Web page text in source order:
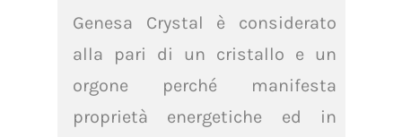
Genesa Crystal è considerato
alla pari di un cristallo e un
orgone perché manifesta
proprietà energetiche ed in